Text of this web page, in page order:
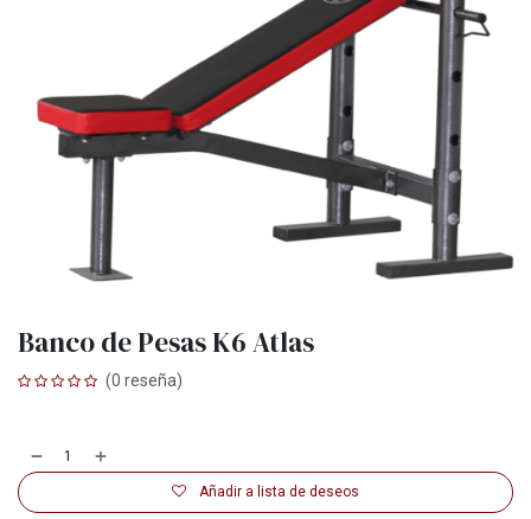
Banco de Pesas K6 Atlas
(0 reseña)
Añadir a lista de deseos